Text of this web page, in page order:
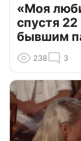
«Моя
спустя
бывшим
238 3